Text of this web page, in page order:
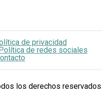
de privacidad
de redes sociales
los derechos reservados